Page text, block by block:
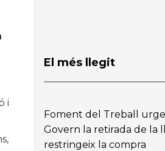
i
El més llegit
Foment del Treball
Govern la retirada de la
restringeix la compra